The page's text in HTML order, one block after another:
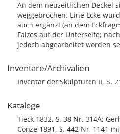
An dem neuzeitlichen Deckel
weggebrochen. Eine Ecke
auch ergänzt (an dem
Falzes auf der Unterseite;
jedoch abgearbeitet worden
Inventare/Archivalien
Inventar der Skulpturen II, S.
Kataloge
Tieck 1832, S. 38 Nr. 314A;
Conze 1891, S. 442 Nr. 1141